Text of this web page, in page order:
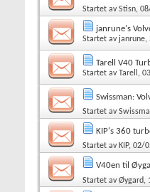
Startet avStisn,
janrune's
Startet av janrune,
Tarell V40
Startet avTarell ,
Swissman:
Startet av
KIP's 360
Startet av KIP, 02/
V40en til
Startet avØygard,